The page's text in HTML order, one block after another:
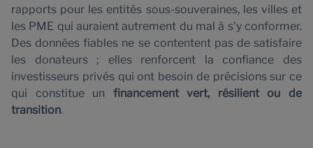
rapports pour les entités sous-souveraines, les villes et
les PME qui auraient autrement du mal à s'y conformer.
Des données fiables ne se contentent pas de satisfaire
les donateurs ; elles renforcent la confiance des
investisseurs privés qui ont besoin de précisions sur ce
qui constitue un financement vert, résilient ou de
transition.